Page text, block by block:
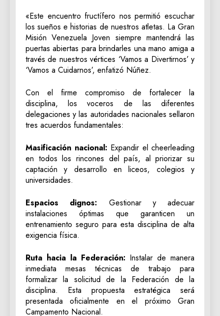
«Este encuentro fructífero nos permitió escuchar
los sueños e historias de nuestros atletas. La Gran
Misión Venezuela Joven siempre mantendrá las
puertas abiertas para brindarles una mano amiga a
través de nuestros vértices ‘Vamos a Divertirnos’ y
‘Vamos a Cuidarnos’, enfatizó Núñez.
Con el firme compromiso de fortalecer la
disciplina, los voceros de las diferentes
delegaciones y las autoridades nacionales sellaron
tres acuerdos fundamentales:
Masificación nacional: Expandir el cheerleading
en todos los rincones del país, al priorizar su
captación y desarrollo en liceos, colegios y
universidades.
Espacios dignos: Gestionar y adecuar
instalaciones óptimas que garanticen un
entrenamiento seguro para esta disciplina de alta
exigencia física.
Ruta hacia la Federación: Instalar de manera
inmediata mesas técnicas de trabajo para
formalizar la solicitud de la Federación de la
disciplina. Esta propuesta estratégica será
presentada oficialmente en el próximo Gran
Campamento Nacional.